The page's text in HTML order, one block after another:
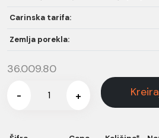
Carinska tarifa:
Zemlja porekla:
36.009.80
- +